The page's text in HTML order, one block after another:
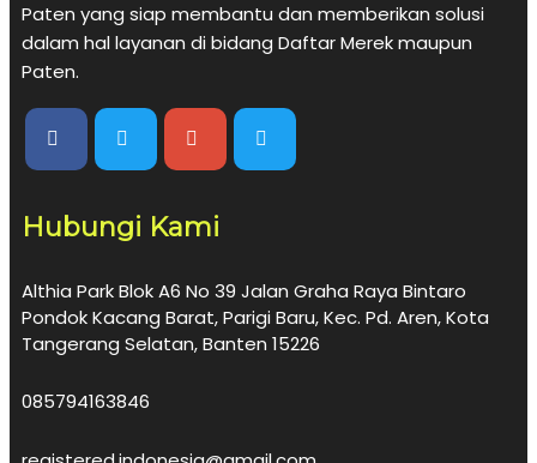
Paten yang siap membantu dan memberikan solusi
dalam hal layanan di bidang Daftar Merek maupun
Paten.
Hubungi Kami
Althia Park Blok A6 No 39 Jalan Graha Raya Bintaro
Pondok Kacang Barat, Parigi Baru, Kec. Pd. Aren, Kota
Tangerang Selatan, Banten 15226
085794163846